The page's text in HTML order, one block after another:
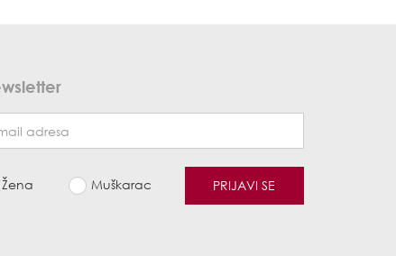
Žena Muškarac PRIJAVI SE